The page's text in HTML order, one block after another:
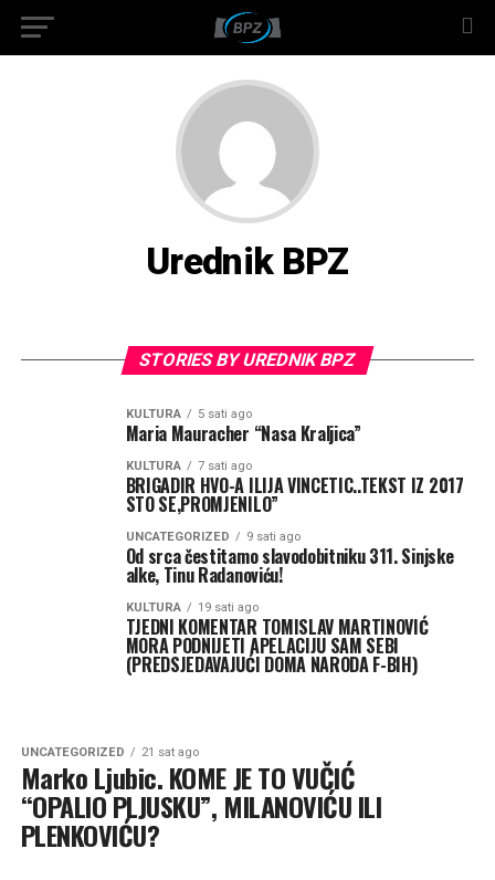
Urednik BPZ
STORIES BY UREDNIK BPZ
KULTURA 5 sati ago
Maria Mauracher “Nasa Kraljica”
KULTURA 7 sati ago
BRIGADIR HVO-A ILIJA VINCETIC..TEKST IZ 2017
STO SE,PROMJENILO”
UNCATEGORIZED 9 sati ago
Od srca čestitamo slavodobitniku 311. Sinjske
alke, Tinu Radanoviću!
KULTURA 19 sati ago
TJEDNI KOMENTAR TOMISLAV MARTINOVIĆ
MORA PODNIJETI APELACIJU SAM SEBI
(PREDSJEDAVAJUĆI DOMA NARODA F-BIH)
UNCATEGORIZED 21 sat ago
Marko Ljubic. KOME JE TO VUČIĆ
“OPALIO PLJUSKU”, MILANOVIĆU ILI
PLENKOVIĆU?